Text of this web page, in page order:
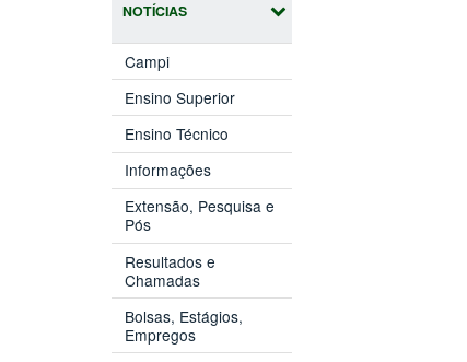
NOTÍCIAS
Campi
Ensino Superior
Ensino Técnico
Informações
Extensão, Pesquisa e
Pós
Resultados e
Chamadas
Bolsas, Estágios,
Empregos